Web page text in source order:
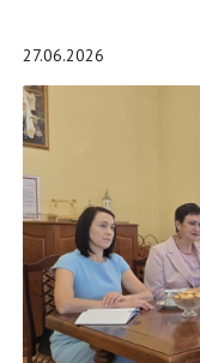
27.06.2026